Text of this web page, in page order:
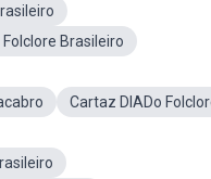
Brasileiro
Cartaz DIADo